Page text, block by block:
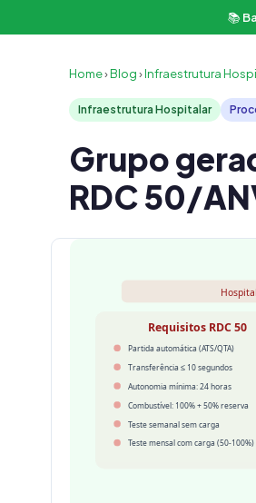
📚
Home›Blog›Infraestrutura
Infraestrutura Hospitalar
Grupo
RDC 50/